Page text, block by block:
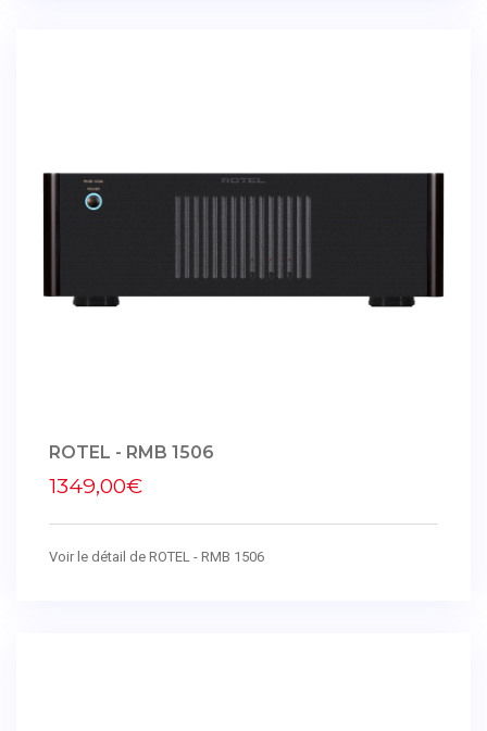
ROTEL - RMB 1506
1349,00€
Voir le détail de ROTEL - RMB 1506